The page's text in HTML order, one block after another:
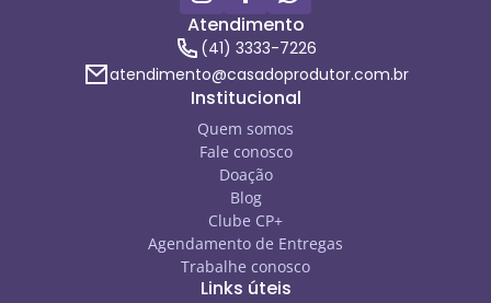
Atendimento
(41) 3333-7226
atendimento@casadoprodutor.com.br
Institucional
Quem somos
Fale conosco
Doação
Blog
Clube CP+
Agendamento de Entregas
Trabalhe conosco
Links úteis